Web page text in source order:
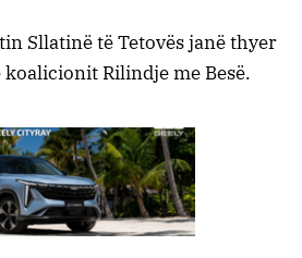
Sllatinë të Tetovës janë thyer
Rilindje me Besë.